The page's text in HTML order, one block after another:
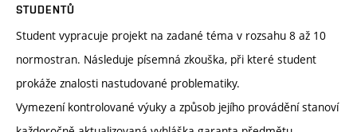
STUDENTŮ
Student vypracuje projekt na zadané téma v rozsahu 8 až 10
normostran. Následuje písemná zkouška, při které student
prokáže znalosti nastudované problematiky.
Vymezení kontrolované výuky a způsob jejího provádění stanoví